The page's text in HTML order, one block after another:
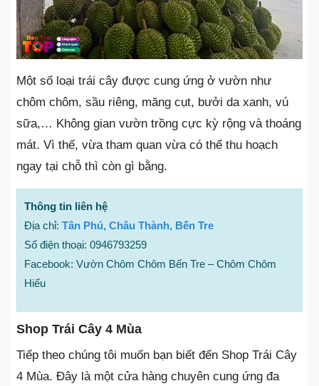
Một số loại trái cây được cung ứng ở vườn như
chôm chôm, sầu riêng, măng cụt, bưởi da xanh, vú
sữa,… Không gian vườn trồng cực kỳ rộng và thoáng
mát. Vì thế, vừa tham quan vừa có thể thu hoạch
ngay tại chỗ thì còn gì bằng.
Thông tin liên hệ
Địa chỉ: Tân Phú, Châu Thành, Bến Tre
Số điện thoại: 0946793259
Facebook: Vườn Chôm Chôm Bến Tre – Chôm Chôm
Hiếu
Shop Trái Cây 4 Mùa
Tiếp theo chúng tôi muốn bạn biết đến Shop Trái Cây
4 Mùa. Đây là một cửa hàng chuyên cung ứng đa